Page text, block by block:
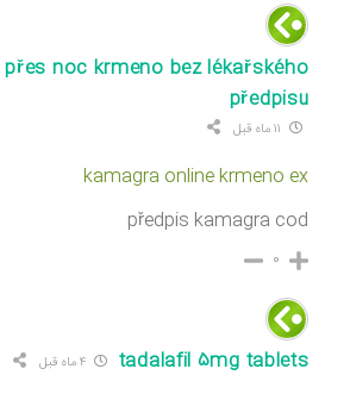
noc krmeno bez lékařského
předpisu
kamagra online krmeno ex
předpis kamagra cod
۰
tadalafil 5mg tablets ۴ ماه قبل